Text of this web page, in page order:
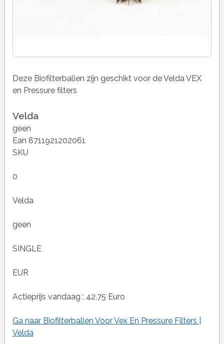
Deze Biofilterballen zijn geschikt voor de Velda VEX
en Pressure filters
Velda
geen
Ean 8711921202061
SKU
0
Velda
geen
SINGLE
EUR
Actieprijs vandaag : 42.75 Euro
Ga naar Biofilterballen Voor Vex En Pressure Filters |
Velda